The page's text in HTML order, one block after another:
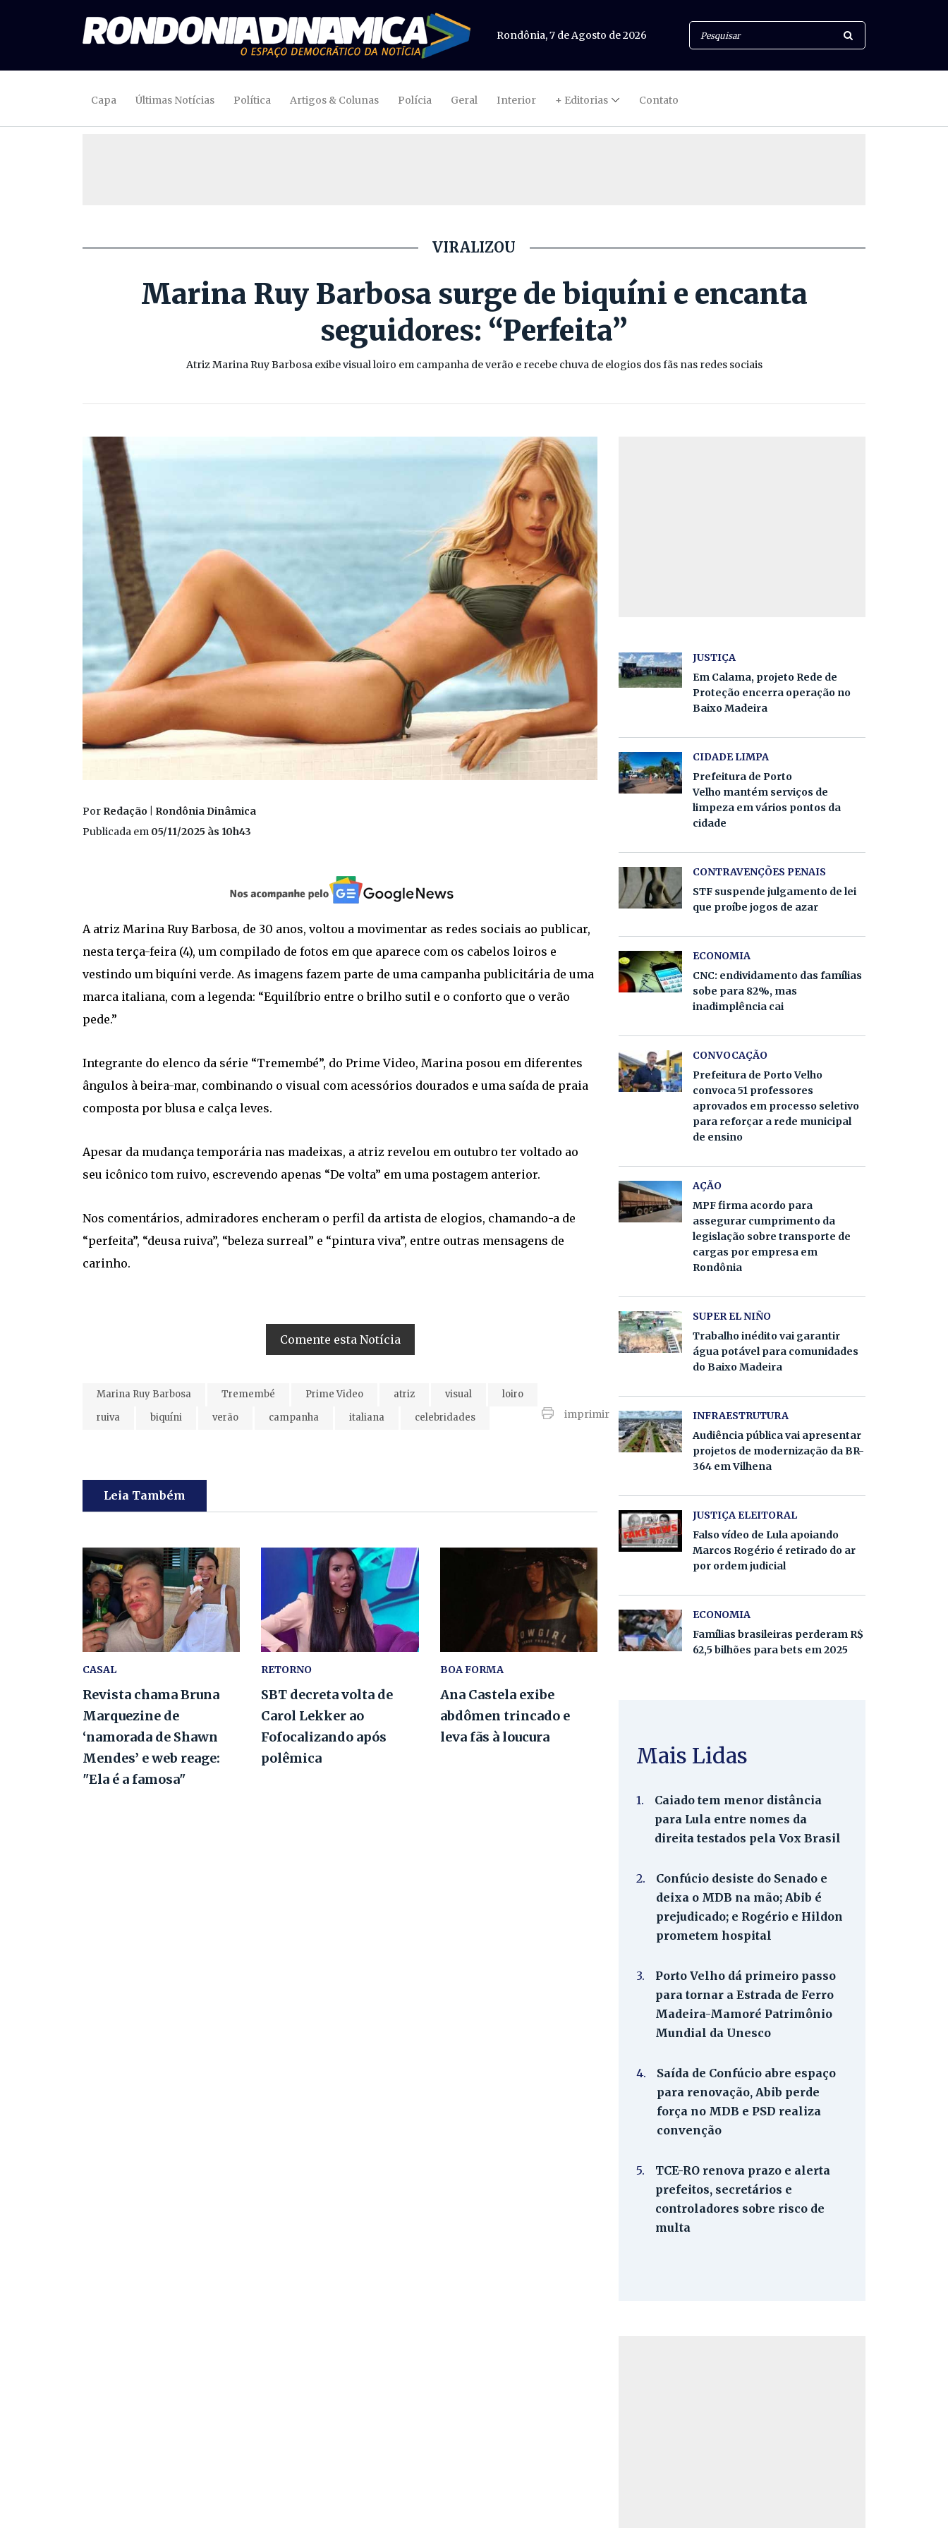
Rondônia, 7 de Agosto de 2026
Capa Últimas Notícias Política Artigos & Colunas Polícia Geral Interior + Editorias Contato
VIRALIZOU
Marina Ruy Barbosa surge de biquíni e encanta
seguidores: “Perfeita”
Atriz Marina Ruy Barbosa exibe visual loiro em campanha de verão e recebe chuva de elogios dos fãs nas redes sociais
Por Redação | Rondônia Dinâmica
Publicada em 05/11/2025 às 10h43
A atriz Marina Ruy Barbosa, de 30 anos, voltou a movimentar as redes sociais ao publicar,
nesta terça-feira (4), um compilado de fotos em que aparece com os cabelos loiros e
vestindo um biquíni verde. As imagens fazem parte de uma campanha publicitária de uma
marca italiana, com a legenda: “Equilíbrio entre o brilho sutil e o conforto que o verão
pede.”
Integrante do elenco da série “Tremembé”, do Prime Video, Marina posou em diferentes
ângulos à beira-mar, combinando o visual com acessórios dourados e uma saída de praia
composta por blusa e calça leves.
Apesar da mudança temporária nas madeixas, a atriz revelou em outubro ter voltado ao
seu icônico tom ruivo, escrevendo apenas “De volta” em uma postagem anterior.
Nos comentários, admiradores encheram o perfil da artista de elogios, chamando-a de
“perfeita”, “deusa ruiva”, “beleza surreal” e “pintura viva”, entre outras mensagens de
carinho.
Comente esta Notícia
Marina Ruy Barbosa Tremembé Prime Video atriz visual
loiro
ruiva
biquíni verão campanha italiana celebridades imprimir
Leia Também
CASAL
Revista chama Bruna
Marquezine de
‘namorada de Shawn
Mendes’ e web reage:
"Ela é a famosa"
RETORNO
SBT decreta volta de
Carol Lekker ao
Fofocalizando após
polêmica
BOA FORMA
Ana Castela exibe
abdômen trincado e
leva fãs à loucura
JUSTIÇA
Em Calama, projeto Rede de
Proteção encerra operação no
Baixo Madeira
CIDADE LIMPA
Prefeitura de Porto
Velho mantém serviços de
limpeza em vários pontos da
cidade
CONTRAVENÇÕES PENAIS
STF suspende julgamento de lei
que proíbe jogos de azar
ECONOMIA
CNC: endividamento das famílias
sobe para 82%, mas
inadimplência cai
CONVOCAÇÃO
Prefeitura de Porto Velho
convoca 51 professores
aprovados em processo seletivo
para reforçar a rede municipal
de ensino
AÇÃO
MPF firma acordo para
assegurar cumprimento da
legislação sobre transporte de
cargas por empresa em
Rondônia
SUPER EL NIÑO
Trabalho inédito vai garantir
água potável para comunidades
do Baixo Madeira
INFRAESTRUTURA
Audiência pública vai apresentar
projetos de modernização da BR-
364 em Vilhena
JUSTIÇA ELEITORAL
Falso vídeo de Lula apoiando
Marcos Rogério é retirado do ar
por ordem judicial
ECONOMIA
Famílias brasileiras perderam R$
62,5 bilhões para bets em 2025
Mais Lidas
1.
Caiado tem menor distância
para Lula entre nomes da
direita testados pela Vox Brasil
2.
Confúcio desiste do Senado e
deixa o MDB na mão; Abib é
prejudicado; e Rogério e Hildon
prometem hospital
3.
Porto Velho dá primeiro passo
para tornar a Estrada de Ferro
Madeira-Mamoré Patrimônio
Mundial da Unesco
4.
Saída de Confúcio abre espaço
para renovação, Abib perde
força no MDB e PSD realiza
convenção
5.
TCE-RO renova prazo e alerta
prefeitos, secretários e
controladores sobre risco de
multa